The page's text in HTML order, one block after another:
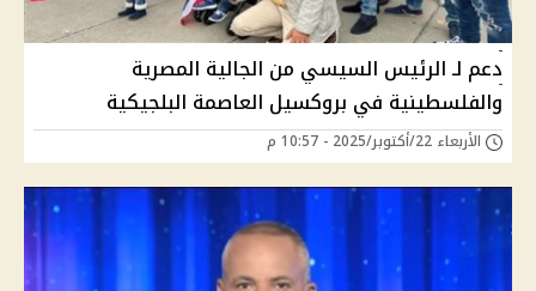
دعم لـ الرئيس السيسي من الجالية المصرية
والفلسطينية في بروكسيل العاصمة البلجيكية
الأربعاء 22/أكتوبر/2025 - 10:57 م